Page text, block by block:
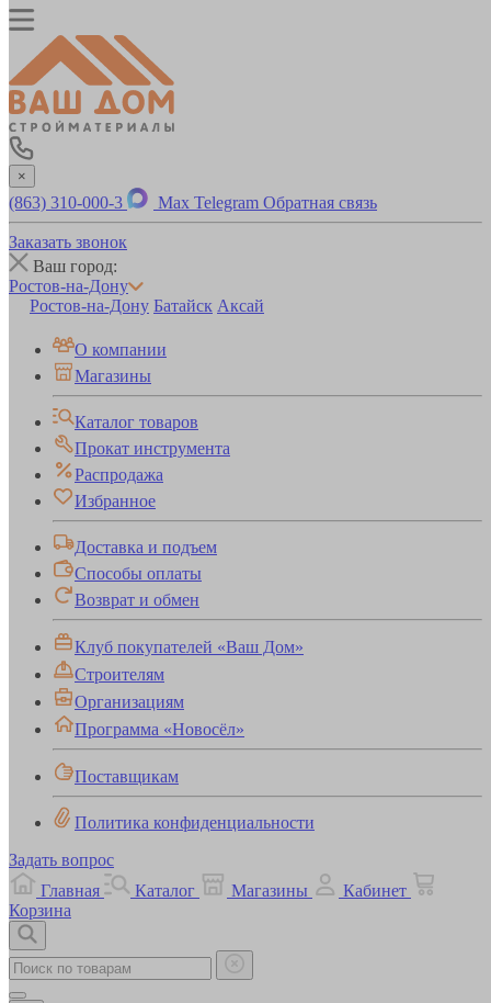
×
(863) 310-000-3 Max Telegram Обратная связь
Заказать звонок
Ваш город:
Ростов-на-Дону
Ростов-на-Дону Батайск Аксай
О компании
Магазины
Каталог товаров
Прокат инструмента
Распродажа
Избранное
Доставка и подъем
Способы оплаты
Возврат и обмен
Клуб покупателей «Ваш Дом»
Строителям
Организациям
Программа «Новосёл»
Поставщикам
Политика конфиденциальности
Задать вопрос
Главная
Каталог Магазины
Кабинет
Корзина